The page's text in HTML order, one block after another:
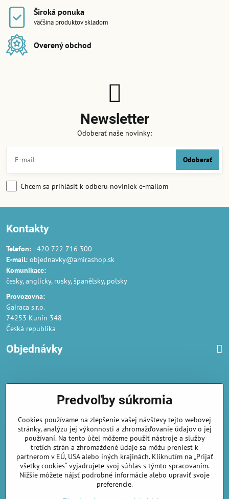
Široká ponuka
väčšina produktov skladom
Overený obchod
Newsletter
Odoberať naše novinky:
Odoberať
Chcem sa prihlásiť k odberu noviniek e-mailom
Kontakty
Telefon: +420 722 716 300
E-mail: objednavky@amirashop.sk
Komunikace:
česky, anglicky, rusky, španělsky, polsky
Provozovna:
Gairaca s.r.o.
74253 Kunín 348
Česká republika
Objednávky
Podmienky ochrany osobných údajov
Náklady na dodání a doba dodání
Veľkoobchod- značka Gaira®
AmiraShop je registrovaný na Puncovom úrade.
Puncové značkysú k nahliadnuttu.
amirashop.cz/
Predvoľby súkromia
Cookies používame na zlepšenie vašej návštevy tejto webovej
stránky, analýzu jej výkonnosti a zhromažďovanie údajov o jej
používaní. Na tento účel môžeme použiť nástroje a služby
tretích strán a zhromaždené údaje sa môžu preniesť k
partnerom v EÚ, USA alebo iných krajinách. Kliknutím na „Prijať
všetky cookies“ vyjadrujete svoj súhlas s týmto spracovaním.
Nižšie môžete nájsť podrobné informácie alebo upraviť svoje
preferencie.